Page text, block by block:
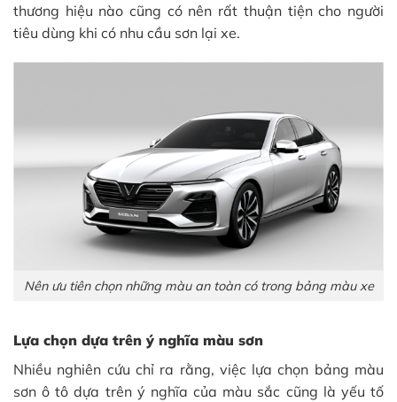
thương hiệu nào cũng có nên rất thuận tiện cho người
tiêu dùng khi có nhu cầu sơn lại xe.
Nên ưu tiên chọn những màu an toàn có trong bảng màu xe
Lựa chọn dựa trên ý nghĩa màu sơn
Nhiều nghiên cứu chỉ ra rằng, việc lựa chọn bảng màu
sơn ô tô dựa trên ý nghĩa của màu sắc cũng là yếu tố